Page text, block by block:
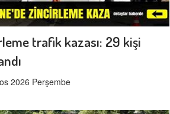
trafik kazası: 29 kişi
2026 Perşembe